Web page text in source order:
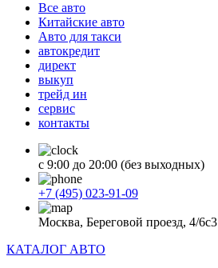
Все авто
Китайские авто
Авто для такси
автокредит
директ
выкуп
трейд ин
сервис
контакты
с 9:00 до 20:00 (без выходных)
+7 (495) 023-91-09
Москва, Береговой проезд, 4/6с3
КАТАЛОГ АВТО